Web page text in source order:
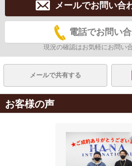
メールでお問い合
電話でお問い
現況の確認はお気軽にお問い
メールで共有する
お客様の声